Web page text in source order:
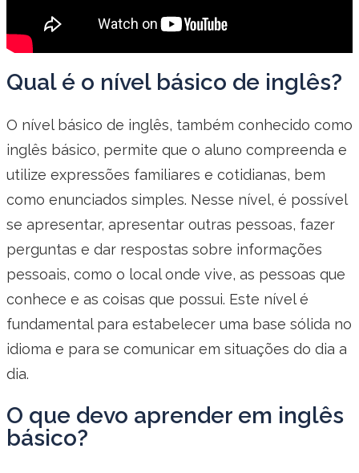
Qual é o nível básico de inglês?
O nível básico de inglês, também conhecido como
inglês básico, permite que o aluno compreenda e
utilize expressões familiares e cotidianas, bem
como enunciados simples. Nesse nível, é possível
se apresentar, apresentar outras pessoas, fazer
perguntas e dar respostas sobre informações
pessoais, como o local onde vive, as pessoas que
conhece e as coisas que possui. Este nível é
fundamental para estabelecer uma base sólida no
idioma e para se comunicar em situações do dia a
dia.
O que devo aprender em inglês
básico?